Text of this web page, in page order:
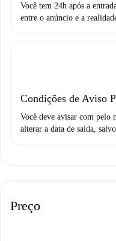
Você tem 24h após a
entre o anúncio e a
Condições de Aviso
Você deve avisar com pelo
alterar a data de saída,
Preço